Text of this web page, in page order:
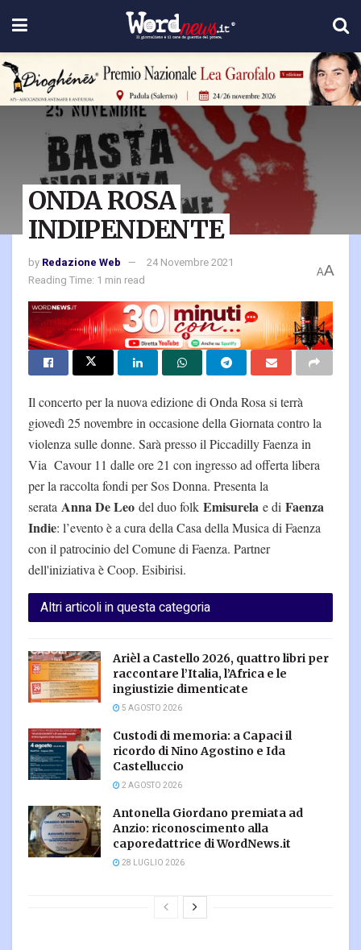
ONDA ROSA
INDIPENDENTE
by Redazione Web
24 Novembre 2021
Reading Time: 1 min read
AA
Il concerto per la nuova edizione di Onda Rosa si terrà
giovedì 25 novembre in occasione della Giornata contro la
violenza sulle donne. Sarà presso il Piccadilly Faenza in
Via Cavour 11 dalle ore 21 con ingresso ad offerta libera
per la raccolta fondi per Sos Donna. Presenta la
serata Anna De Leo del duo folk Emisurela e di Faenza
Indie: l’evento è a cura della Casa della Musica di Faenza
con il patrocinio del Comune di Faenza. Partner
dell'iniziativa è Coop. Esibirisi.
Altri articoli in questa categoria
Arièl a Castello 2026, quattro libri per
raccontare l’Italia, l’Africa e le
ingiustizie dimenticate
5 AGOSTO 2026
Custodi di memoria: a Capaci il
ricordo di Nino Agostino e Ida
Castelluccio
2 AGOSTO 2026
Antonella Giordano premiata ad
Anzio: riconoscimento alla
caporedattrice di WordNews.it
28 LUGLIO 2026